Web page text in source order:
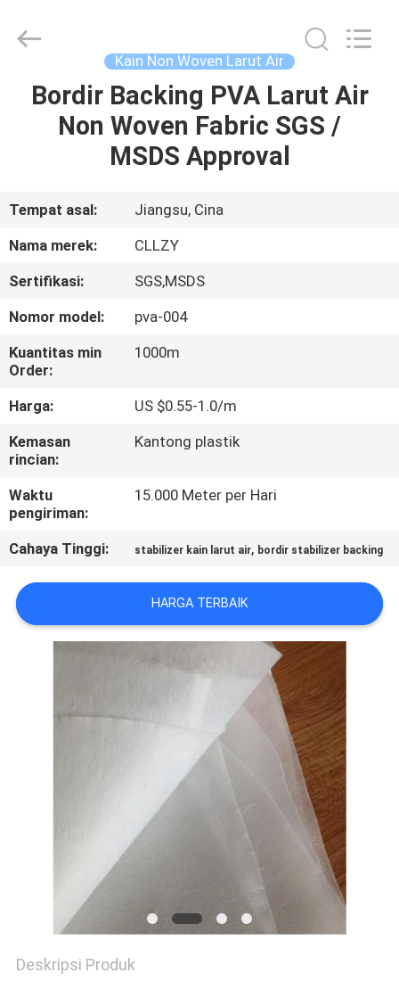
RUMAH
TENTANG
KAMI
TUR
PABRIK
KONTROL
KUALITAS
BERITA
MINTA
KUTIPAN
SITEMAP
Materials
Reserved.
Kain Non Woven Larut Air
Bordir Backing PVA Larut Air
Non Woven Fabric SGS /
MSDS Approval
Tempat asal:
Jiangsu, Cina
Nama merek:
CLLZY
Sertifikasi:
SGS,MSDS
Nomor model:
pva-004
Kuantitas min
Order:
1000m
Harga:
US $0.55-1.0/m
Kemasan
rincian:
Kantong plastik
Waktu
pengiriman:
15.000 Meter per Hari
Cahaya Tinggi: stabilizer kain larut air, bordir stabilizer backing
HARGA TERBAIK
Deskripsi Produk